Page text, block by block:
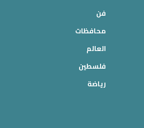
فن
محافظات
العالم
فلسطين
رياضة